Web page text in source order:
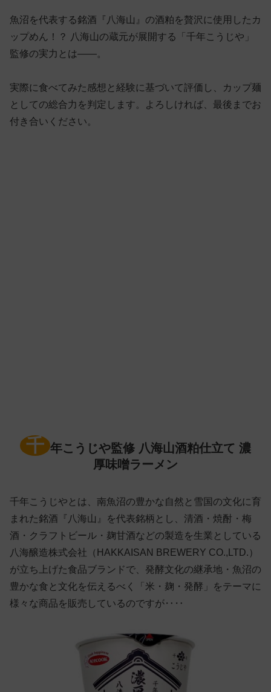
魚沼を代表する銘酒『八海山』の酒粕を贅沢に使用したカ
ップめん！？ 八海山の蔵元が展開する「千年こうじや」
監修の実力とは——。
実際に食べてみた感想と経験に基づいて評価し、カップ麺
としての総合力を判定します。よろしければ、最後までお
付き合いください。
千 年こうじや監修 八海山酒粕仕立て 濃
厚味噌ラーメン
千年こうじやとは、南魚沼の豊かな自然と雪国の文化に育
まれた銘酒『八海山』を代表銘柄とし、清酒・焼酎・梅
酒・クラフトビール・麹甘酒などの製造を生業としている
八海醸造株式会社（HAKKAISAN BREWERY CO.,LTD.）
が立ち上げた食品ブランドで、発酵文化の継承地・魚沼の
豊かな食と文化を伝えるべく「米・麹・発酵」をテーマに
様々な商品を販売しているのですが‥‥